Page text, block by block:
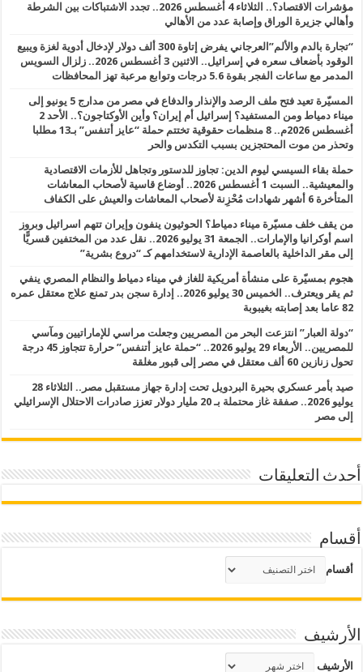
مؤشرات الاقتصاد؟.. الثلاثاء 4 أغسطس 2026.. تجدد الاشتباكات بين الشرطة
وأهالي جزيرة الوراق وإصابة عدد من الأهالي
“تجارة بالدم والألم”العرجاني يفرض إتاوة 300 ألف دولار لإدخال أدوية لغزة ويبيع
الوقود بأضعاف سعره في إسرائيل.. الاثنين 3 أغسطس 2026.. زلزال السويس
المدمر مع ساعات الفجر بقوة 5.6 درجات وتوابع مرعبة تهز المحافظات
المسيّرة تعيد فتح ملف الرصد والإنذار والدفاع في مصر من مدارج 5 يونيو إلى
ميناء دمياط ومن المستفيد؟ إسرائيل أم إيران؟ وأين الأوكتاجون؟.. الأحد 2
أغسطس 2026م.. 8 منظمات حقوقية تختتم حملة “عايز أتنفس” بـ13 مطلبا
وتحذر من موت المحتجزين بسبب التكدس والحر
حملة بقاء السيسي ليوم الدين: تجاوز للدستور وتجاهل للأزمات الاقتصادية
والمعيشية.. السبت 1 أغسطس 2026.. أوضاع قاسية لأصحاب المعاشات
المتأخرة 6 أشهر شهادات مُحْزِنة لأصحاب المعاشات والعيش على الكفاف
من يقف خلف مسيّرة ميناء دمياط؟ الحوثيون ينفون وإيران تتهم اسرائيل وبروز
اسم أوكرانيا والإمارات.. الجمعة 31 يوليو 2026.. نقل عدد من المختفين قسريًّا
إلى مقر الداخلية بالعاصمة الإدارية لاستخدامهم كـ “دروع بشرية”
هجوم بمسيّرة على منشأة أمريكية للغاز في ميناء دمياط والنظام المصري ينفي
ثم يقر ويعترف.. الخميس 30 يوليو 2026.. إدارة سجن بدر تمنع علاج معتقل عمره
82 عاما بعد إصابته بغيبوبة
“دولة العبار” انتزعت البحر من المصريين وجعلت مراسي للإماراتيين ومآسي
للمصريين.. الأربعاء 29 يوليو 2026.. “حملة عايز أتنفس” حرارة تتجاوز 45 درجة
تحول زنازين 60 ألف معتقل في مصر إلى قبور مغلقة
صيد بأمر عسكري بحيرة البردويل تحت إدارة جهاز مستقبل مصر.. الثلاثاء 28
يوليو 2026.. صفقة غاز محتملة بـ 20 مليار دولار تعزز صادرات الاحتلال الإسرائيلي
إلى مصر
أحدث التعليقات
أقسام
أقسام
الأرشيف
الأرشيف